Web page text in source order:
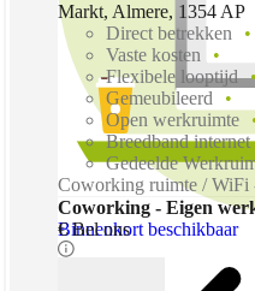
Binnenkort beschikbaar
Markt, Almere, 1354 AP
Direct betrekken
Vaste kosten
Flexibele looptijd
Gemeubileerd
Open werkruimte
Breedband internet
Gedeelde
Coworking ruimte / WiFi
Coworking - Eigen
€ Bel ons